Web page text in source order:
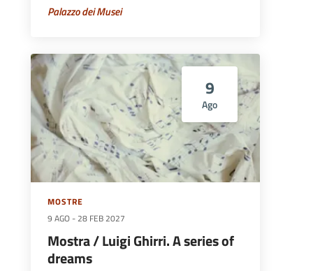
Palazzo dei Musei
9
Ago
MOSTRE
9 AGO -28 FEB 2027
Mostra / Luigi Ghirri. A series of
dreams